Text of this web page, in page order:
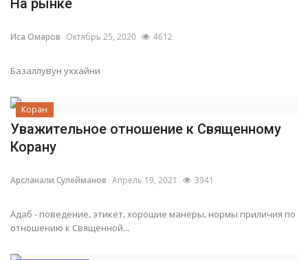
На рынке
Иса Омаров Октябрь 25, 2020 4612
Базаллувун уххайни
Коран
Уважительное отношение к Священному
Корану
Арсланали Сулейманов Апрель 19, 2021 3941
Адаб - поведение, этикет, хорошие манеры, нормы приличия по
отношению к Священной...